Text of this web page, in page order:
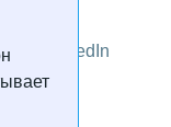
LinkedIn
и